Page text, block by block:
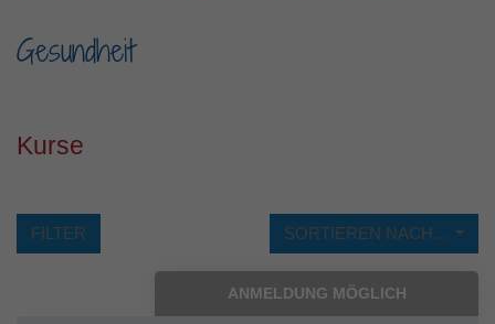
Gesundheit
Kurse
SORTIEREN NACH...
FILTER
ANMELDUNG MÖGLICH